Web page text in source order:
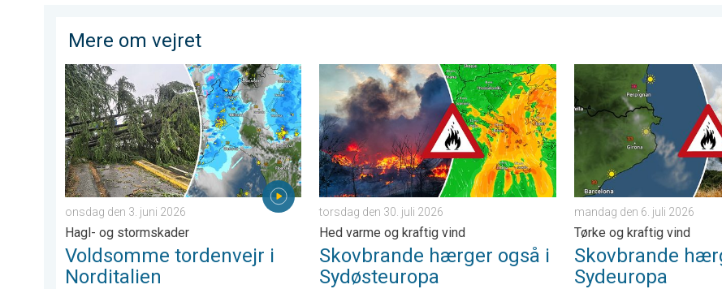
Mere om vejret
Voldsomme tordenvejr i Norditalien. Hagl- og stormskader. . . onsdag den 3. juni 2026
onsdag den 3. juni 2026
Hagl- og stormskader
Voldsomme tordenvejr i
Norditalien
Skovbrande hærger også i Sydøsteuropa. Hed varme og kraftig vind. .
torsdag den 30. juli 2026
Hed varme og kraftig vind
Skovbrande hærger også i
Sydøsteuropa
Skovbrande hærger i
mandag den 6. juli 2026
Tørke og kraftig vind
Skovbrande
Sydeuropa